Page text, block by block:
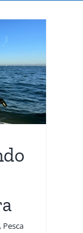
, Pesca